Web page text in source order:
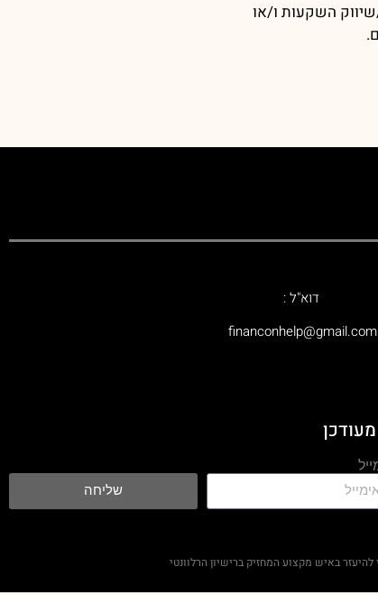
השקעות ו/או
דוא"ל :
‫financonhelp@gmail.com‬
שליחה
באיש מקצוע המחזיק ברישיון הרלוונטי